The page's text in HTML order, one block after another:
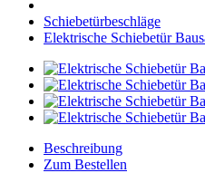
Schiebetürbeschläge
Elektrische Schiebetür
Beschreibung
Zum Bestellen